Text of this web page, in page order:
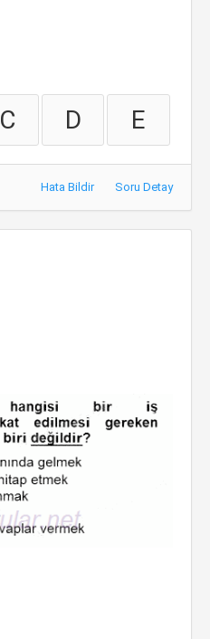
C D E
Hata Bildir Soru Detay